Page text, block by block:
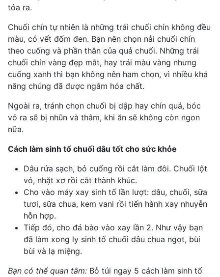
tỏa ra.
Chuối chín tự nhiên là những trái chuối chín không đều
màu, có vết đốm đen. Bạn nên chọn nải chuối chín
theo cuống và phần thân của quả chuối. Những trái
chuối chín vàng đẹp mắt, hay trái màu vàng nhưng
cuống xanh thì bạn không nên ham chọn, vì nhiều khả
năng chúng đã được ngâm hóa chất.
Ngoài ra, tránh chọn chuối bị dập hay chín quá, bóc
vỏ ra sẽ bị nhũn và thâm, khi ăn sẽ không còn ngon
nữa.
Cách làm sinh tố chuối dâu tốt cho sức khỏe
Dâu rửa sạch, bỏ cuống rồi cắt làm đôi. Chuối lột
vỏ, nhặt xơ rồi cắt thành khúc.
Cho vào máy xay sinh tố lần lượt: dâu, chuối, sữa
tươi, sữa chua, kem vani rồi tiến hành xay nhuyễn
hỗn hợp.
Tiếp đó, cho đá bào vào xay lần 2. Như vậy bạn
đã làm xong ly sinh tố chuối dâu chua ngọt, bùi
bùi và lạ miệng.
Bạn có thể quan tâm: Bỏ túi ngay 5 cách làm sinh tố